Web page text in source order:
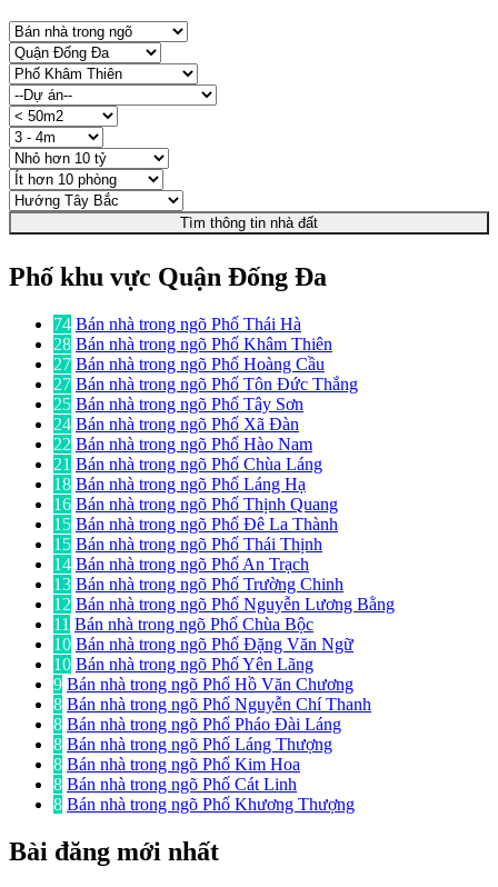
Tìm thông tin nhà đất
Phố khu vực Quận Đống Đa
74 Bán nhà trong ngõ Phố Thái Hà
28 Bán nhà trong ngõ Phố Khâm Thiên
27 Bán nhà trong ngõ Phố Hoàng Cầu
27 Bán nhà trong ngõ Phố Tôn Đức Thắng
25 Bán nhà trong ngõ Phố Tây Sơn
24 Bán nhà trong ngõ Phố Xã Đàn
22 Bán nhà trong ngõ Phố Hào Nam
21 Bán nhà trong ngõ Phố Chùa Láng
18 Bán nhà trong ngõ Phố Láng Hạ
16 Bán nhà trong ngõ Phố Thịnh Quang
15 Bán nhà trong ngõ Phố Đê La Thành
15 Bán nhà trong ngõ Phố Thái Thịnh
14 Bán nhà trong ngõ Phố An Trạch
13 Bán nhà trong ngõ Phố Trường Chinh
12 Bán nhà trong ngõ Phố Nguyễn Lương Bằng
11 Bán nhà trong ngõ Phố Chùa Bộc
10 Bán nhà trong ngõ Phố Đặng Văn Ngữ
10 Bán nhà trong ngõ Phố Yên Lãng
9 Bán nhà trong ngõ Phố Hồ Văn Chương
8 Bán nhà trong ngõ Phố Nguyễn Chí Thanh
8 Bán nhà trong ngõ Phố Pháo Đài Láng
8 Bán nhà trong ngõ Phố Láng Thượng
8 Bán nhà trong ngõ Phố Kim Hoa
8 Bán nhà trong ngõ Phố Cát Linh
8 Bán nhà trong ngõ Phố Khương Thượng
Bài đăng mới nhất